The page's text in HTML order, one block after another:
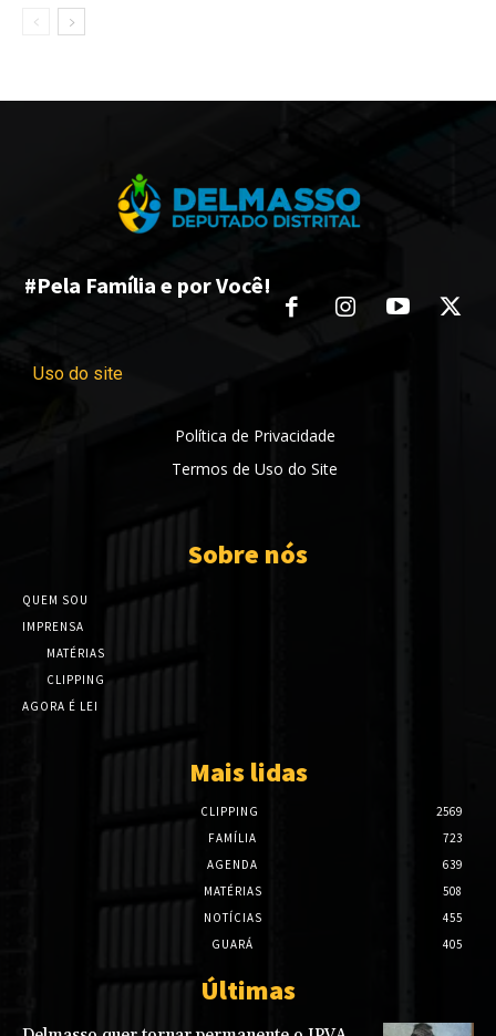
#Pela Família e por Você!
Uso do site
Política de Privacidade
Termos de Uso do Site
Sobre nós
QUEM SOU
IMPRENSA
MATÉRIAS
CLIPPING
AGORA É LEI
Mais lidas
CLIPPING
2569
FAMÍLIA
723
AGENDA
639
MATÉRIAS
508
NOTÍCIAS
455
GUARÁ
405
Últimas